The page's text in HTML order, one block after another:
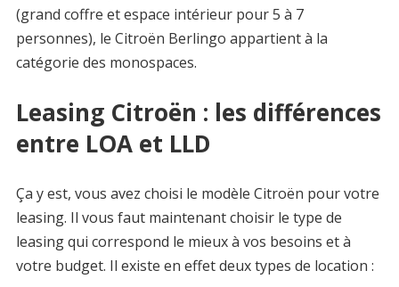
(grand coffre et espace intérieur pour 5 à 7
personnes), le Citroën Berlingo appartient à la
catégorie des monospaces.
Leasing Citroën : les différences
entre LOA et LLD
Ça y est, vous avez choisi le modèle Citroën pour votre
leasing. Il vous faut maintenant choisir le type de
leasing qui correspond le mieux à vos besoins et à
votre budget. Il existe en effet deux types de location :